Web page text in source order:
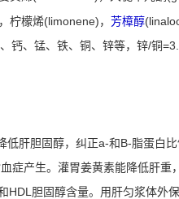
柠檬烯(limonene)， 芳樟醇
钙、锰、铁、铜、锌等，锌/铜
肝胆固醇，纠正a-和B-脂蛋白
产生。灌胃姜黄素能降低肝重
胆固醇含量。用肝匀浆体外